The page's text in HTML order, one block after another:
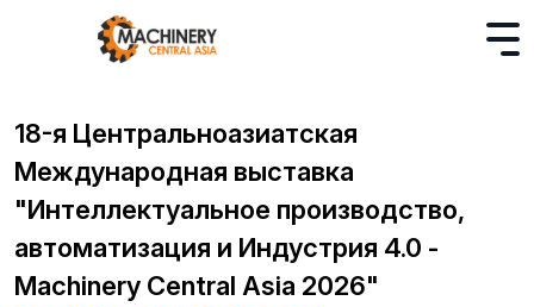
18-я Центральноазиатская
Международная выставка
"Интеллектуальное производство,
автоматизация и Индустрия 4.0 -
Machinery Central Asia 2026"